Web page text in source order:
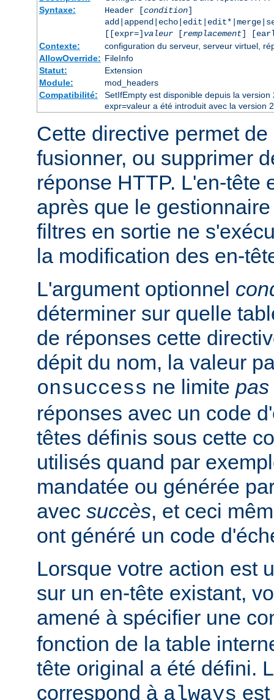
Syntaxe:
Header [condition]
[[expr=] valeur[remplacement]
Contexte:
configuration du serveur, serveur virtuel,
AllowOverride: FileInfo
Statut:
Extension
Module:
mod_headers
Compatibilité:
SetIfEmpty est disponible depuis la
expr=valeur a été introduit avec la version
Cette directive permet de
fusionner, ou supprimer
réponse HTTP. L'en-tête
après que le
filtres en sortie ne
la modification des en-
L'argument optionnel
déterminer sur quelle
de réponses cette
dépit du nom, la valeur
onsuccess ne limite pas
réponses avec un code
têtes définis sous cette
utilisés quand par
mandatée ou générée
avec succès, et ceci
ont généré un code
Lorsque votre action est
sur un en-tête existant,
amené à spécifier une
fonction de la table
tête original a été défini.
correspond à always